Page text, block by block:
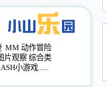
MM 动作冒险
片观察 综合类
小游戏......